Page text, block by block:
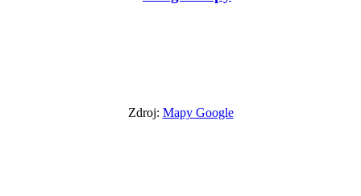
Zdroj: Mapy Google